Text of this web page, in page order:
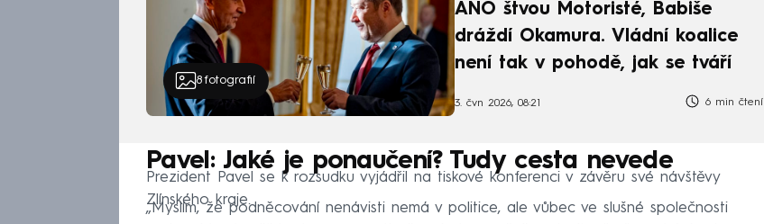
8fotografií
ANO štvou Motoristé, Babiše
dráždí Okamura. Vládní koalice
není tak v pohodě, jak se tváří
3. čvn 2026, 08:21 6 min čtení
Pavel: Jaké je ponaučení? Tudy cesta nevede
Prezident Pavel se k rozsudku vyjádřil na tiskové konferenci v závěru své návštěvy
Zlínského kraje.
„Myslím, že podněcování nenávisti nemá v politice, ale vůbec ve slušné společnosti